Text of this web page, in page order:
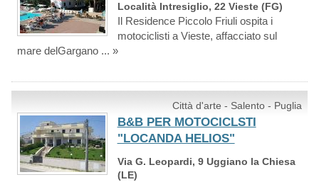
Località Intresiglio, 22 Vieste (FG)
Il Residence Piccolo Friuli ospita i
motociclisti a Vieste, affacciato sul
mare delGargano ... »
Città d'arte - Salento - Puglia
B&B PER MOTOCICLSTI
"LOCANDA HELIOS"
Via G. Leopardi, 9 Uggiano la Chiesa
(LE)